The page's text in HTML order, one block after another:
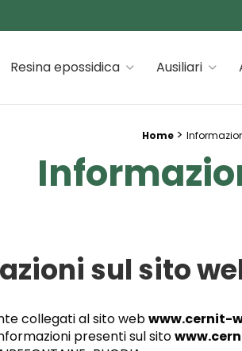
premiums
Resina epossidica Ausiliari
Home >
sul sito
collegati al sito webwww.cernit-
presenti sul sito